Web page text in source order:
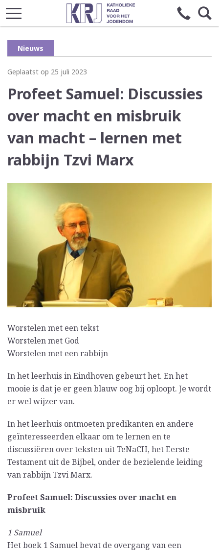
Nieuws
Geplaatst op 25 juli 2023
Profeet Samuel: Discussies
over macht en misbruik
van macht – lernen met
rabbijn Tzvi Marx
Worstelen met een tekst
Worstelen met God
Worstelen met een rabbijn
In het leerhuis in Eindhoven gebeurt het. En het
mooie is dat je er geen blauw oog bij oploopt. Je wordt
er wel wijzer van.
In het leerhuis ontmoeten predikanten en andere
geïnteresseerden elkaar om te lernen en te
discussiëren over teksten uit TeNaCH, het Eerste
Testament uit de Bijbel, onder de bezielende leiding
van rabbijn Tzvi Marx.
Profeet Samuel: Discussies over macht en
misbruik
1 Samuel
Het boek 1 Samuel bevat de overgang van een